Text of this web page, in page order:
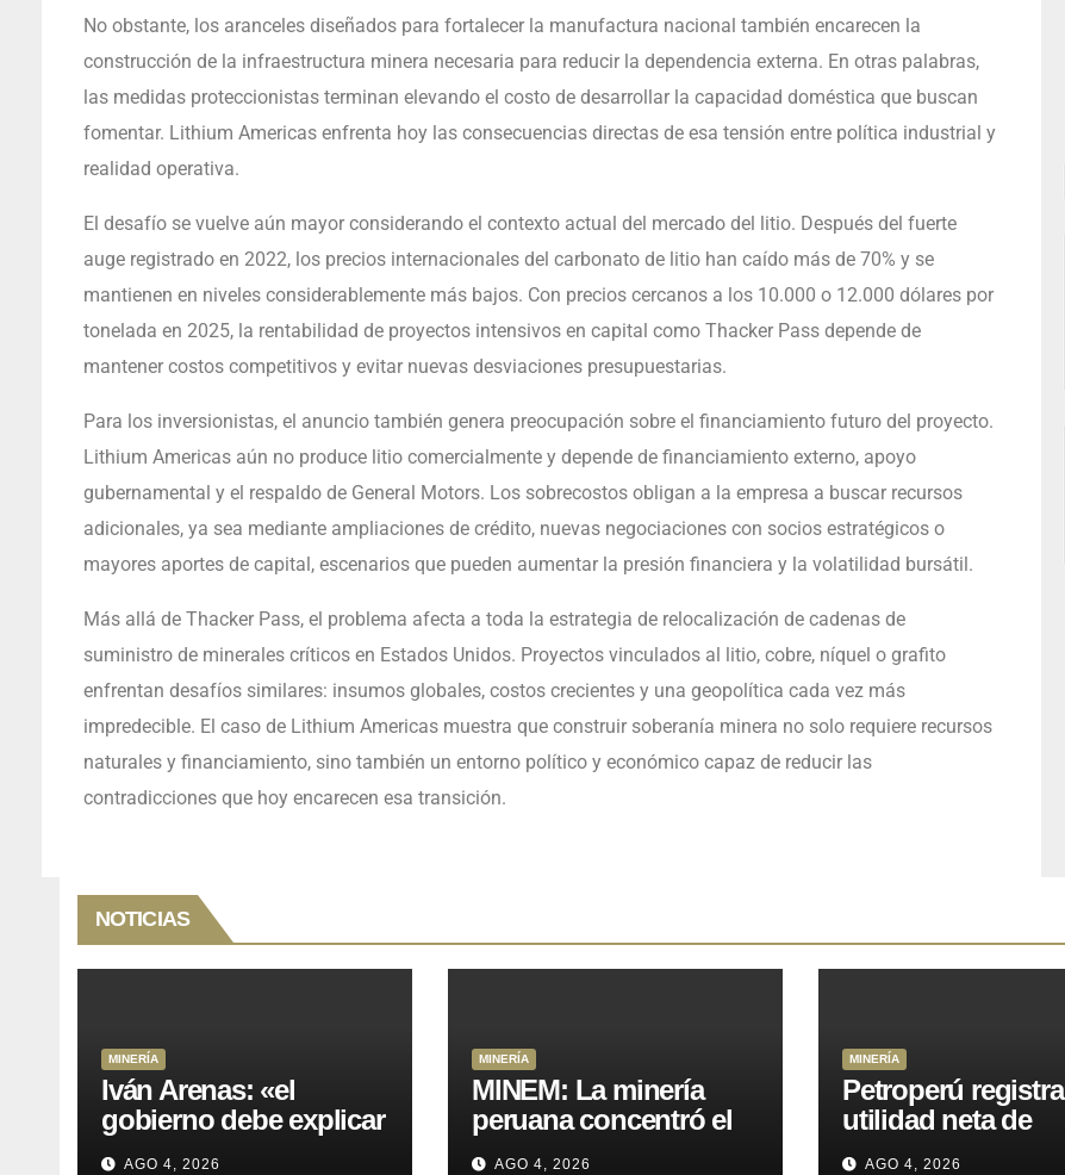
No obstante, los aranceles diseñados para fortalecer la manufactura nacional también encarecen la
construcción de la infraestructura minera necesaria para reducir la dependencia externa. En otras palabras,
las medidas proteccionistas terminan elevando el costo de desarrollar la capacidad doméstica que buscan
fomentar. Lithium Americas enfrenta hoy las consecuencias directas de esa tensión entre política industrial y
realidad operativa.
El desafío se vuelve aún mayor considerando el contexto actual del mercado del litio. Después del fuerte
auge registrado en 2022, los precios internacionales del carbonato de litio han caído más de 70% y se
mantienen en niveles considerablemente más bajos. Con precios cercanos a los 10.000 o 12.000 dólares por
tonelada en 2025, la rentabilidad de proyectos intensivos en capital como Thacker Pass depende de
mantener costos competitivos y evitar nuevas desviaciones presupuestarias.
Para los inversionistas, el anuncio también genera preocupación sobre el financiamiento futuro del proyecto.
Lithium Americas aún no produce litio comercialmente y depende de financiamiento externo, apoyo
gubernamental y el respaldo de General Motors. Los sobrecostos obligan a la empresa a buscar recursos
adicionales, ya sea mediante ampliaciones de crédito, nuevas negociaciones con socios estratégicos o
mayores aportes de capital, escenarios que pueden aumentar la presión financiera y la volatilidad bursátil.
Más allá de Thacker Pass, el problema afecta a toda la estrategia de relocalización de cadenas de
suministro de minerales críticos en Estados Unidos. Proyectos vinculados al litio, cobre, níquel o grafito
enfrentan desafíos similares: insumos globales, costos crecientes y una geopolítica cada vez más
impredecible. El caso de Lithium Americas muestra que construir soberanía minera no solo requiere recursos
naturales y financiamiento, sino también un entorno político y económico capaz de reducir las
contradicciones que hoy encarecen esa transición.
NOTICIAS
MINERÍA
Iván Arenas: «el
gobierno debe explicar
a Cajamarca que tiene
AGO 4, 2026
MINERÍA
MINEM: La minería
peruana concentró el
76.1% del total de las
AGO 4, 2026
MINERÍA
Petroperú registra
utilidad neta de
US$121 millones al
AGO 4, 2026